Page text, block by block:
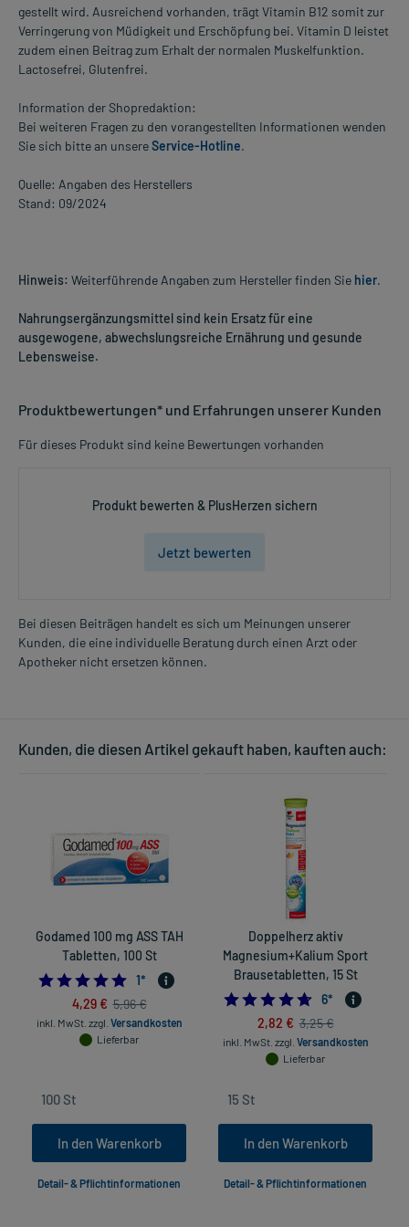
gestellt wird. Ausreichend vorhanden, trägt Vitamin B12 somit zur
Verringerung von Müdigkeit und Erschöpfung bei. Vitamin D leistet
zudem einen Beitrag zum Erhalt der normalen Muskelfunktion.
Lactosefrei, Glutenfrei.
Information der Shopredaktion:
Bei weiteren Fragen zu den vorangestellten Informationen wenden
Sie sich bitte an unsereService-Hotline.
Quelle: Angaben des Herstellers
Stand: 09/2024
Hinweis: Weiterführende Angaben zum Hersteller finden Sie hier.
Nahrungsergänzungsmittel sind kein Ersatz für eine
ausgewogene, abwechslungsreiche Ernährung und gesunde
Lebensweise.
Produktbewertungen* und Erfahrungen unserer Kunden
Für dieses Produkt sind keine Bewertungen vorhanden
Produkt bewerten & PlusHerzen sichern
Jetzt bewerten
Bei diesen Beiträgen handelt es sich um Meinungen unserer
Kunden, die eine individuelle Beratung durch einen Arzt oder
Apotheker nicht ersetzen können.
Kunden, die diesen Artikel gekauft haben, kauften auch:
Godamed 100 mg ASS TAH
Tabletten, 100 St
5.0
1*
4,29 € 5,96 €
inkl. MwSt. zzgl. Versandkosten
Lieferbar
In den Warenkorb
Detail- & Pflichtinformationen
Doppelherz aktiv
Magnesium+Kalium Sport
Brausetabletten, 15 St
6*
2,82 € 3,25 €
inkl. MwSt. zzgl. Versandkosten
Lieferbar
In den Warenkorb
Detail- & Pflichtinformationen